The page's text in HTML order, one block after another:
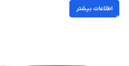
اطلاعات بیشتر